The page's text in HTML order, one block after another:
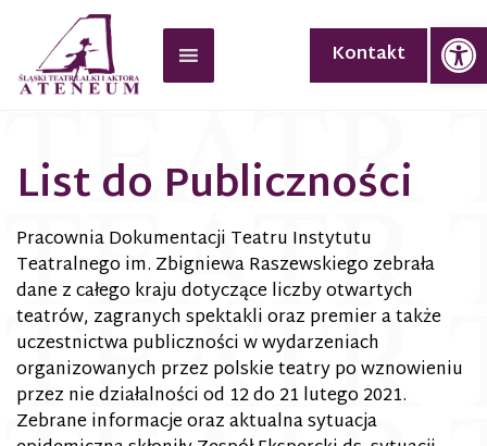
Kontakt
List do Publiczności
Pracownia Dokumentacji Teatru Instytutu
Teatralnego im. Zbigniewa Raszewskiego zebrała
dane z całego kraju dotyczące liczby otwartych
teatrów, zagranych spektakli oraz premier a także
uczestnictwa publiczności w wydarzeniach
organizowanych przez polskie teatry po wznowieniu
przez nie działalności od 12 do 21 lutego 2021.
Zebrane informacje oraz aktualna sytuacja